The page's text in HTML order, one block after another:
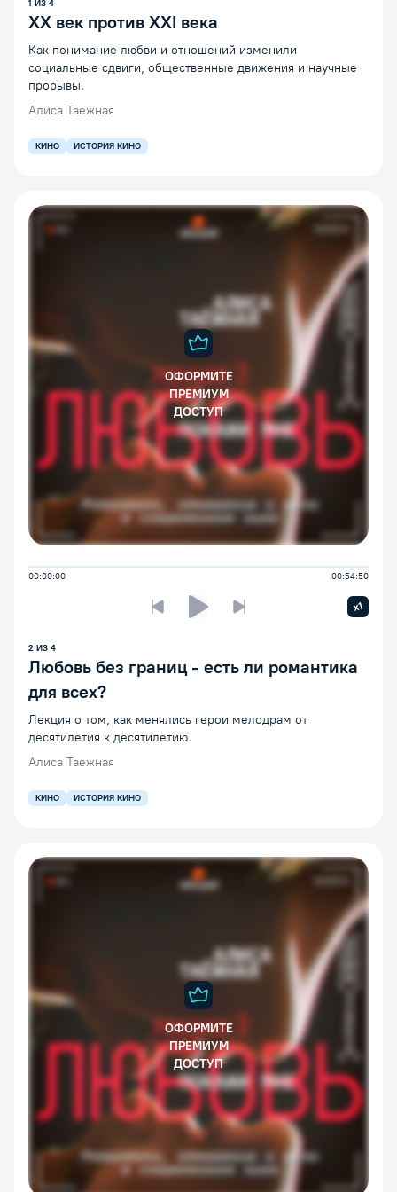
1 ИЗ 4
XX век против XXI века
Как понимание любви и отношений изменили
социальные сдвиги, общественные движения и научные
прорывы.
Алиса Таежная
КИНО ИСТОРИЯ КИНО
ОФОРМИТЕ
ПРЕМИУМ
ДОСТУП
00:00:00 00:54:50
Предыдущая лекцияСледующая лекция
x1
2 ИЗ 4
Любовь без границ - есть ли романтика
для всех?
Лекция о том, как менялись герои мелодрам от
десятилетия к десятилетию.
Алиса Таежная
КИНО ИСТОРИЯ КИНО
ОФОРМИТЕ
ПРЕМИУМ
ДОСТУП